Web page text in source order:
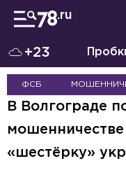
+23
ФСБ
В Волгограде
мошенничестве
«шестёрку»